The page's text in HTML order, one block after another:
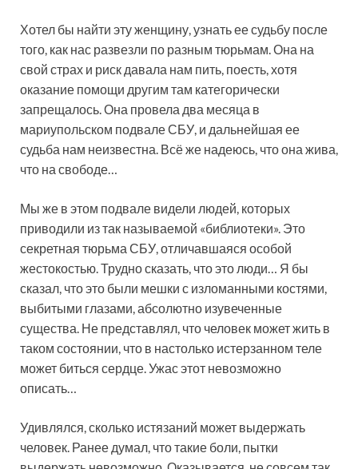
Хотел бы найти эту женщину, узнать ее судьбу после
того, как нас развезли по разным тюрьмам. Она на
свой страх и риск давала нам пить, поесть, хотя
оказание помощи другим там категорически
запрещалось. Она провела два месяца в
мариупольском подвале СБУ, и дальнейшая ее
судьба нам неизвестна. Всё же надеюсь, что она жива,
что на свободе…
Мы же в этом подвале видели людей, которых
приводили из так называемой «библиотеки». Это
секретная тюрьма СБУ, отличавшаяся особой
жестокостью. Трудно сказать, что это люди… Я бы
сказал, что это были мешки с изломанными костями,
выбитыми глазами, абсолютно изувеченные
существа. Не представлял, что человек может жить в
таком состоянии, что в настолько истерзанном теле
может биться сердце. Ужас этот невозможно
описать…
Удивлялся, сколько истязаний может выдержать
человек. Ранее думал, что такие боли, пытки